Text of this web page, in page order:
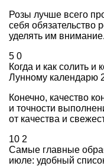
Розы лучше всего
себя обязательство
уделять им
5 0
Когда и как солить и
Лунному календарю
Конечно, качество
и точности
от качества и
10 2
Самые главные
июле: удобный